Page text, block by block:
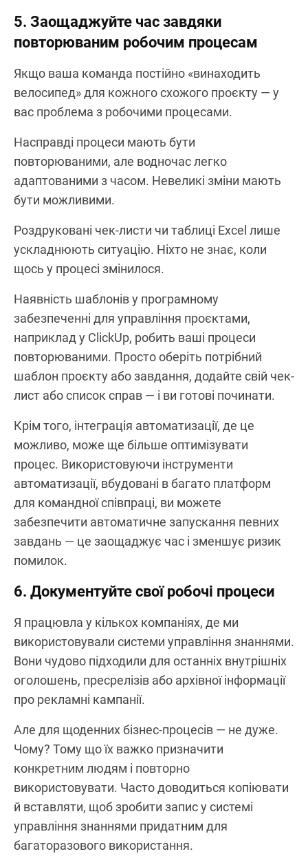
5. Заощаджуйте час завдяки
повторюваним робочим процесам
Якщо ваша команда постійно «винаходить
велосипед» для кожного схожого проєкту — у
вас проблема з робочими процесами.
Насправді процеси мають бути
повторюваними, але водночас легко
адаптованими з часом. Невеликі зміни мають
бути можливими.
Роздруковані чек-листи чи таблиці Excel лише
ускладнюють ситуацію. Ніхто не знає, коли
щось у процесі змінилося.
Наявність шаблонів у програмному
забезпеченні для управління проєктами,
наприклад у ClickUp, робить ваші процеси
повторюваними. Просто оберіть потрібний
шаблон проєкту або завдання, додайте свій чек-
лист або список справ — і ви готові починати.
Крім того, інтеграція автоматизації, де це
можливо, може ще більше оптимізувати
процес. Використовуючи інструменти
автоматизації, вбудовані в багато платформ
для командної співпраці, ви можете
забезпечити автоматичне запускання певних
завдань — це заощаджує час і зменшує ризик
помилок.
6. Документуйте свої робочі процеси
Я працювла у кількох компаніях, де ми
використовували системи управління знаннями.
Вони чудово підходили для останніх внутрішніх
оголошень, пресрелізів або архівної інформації
про рекламні кампанії.
Але для щоденних бізнес-процесів — не дуже.
Чому? Тому що їх важко призначити
конкретним людям і повторно
використовувати. Часто доводиться копіювати
й вставляти, щоб зробити запис у системі
управління знаннями придатним для
багаторазового використання.